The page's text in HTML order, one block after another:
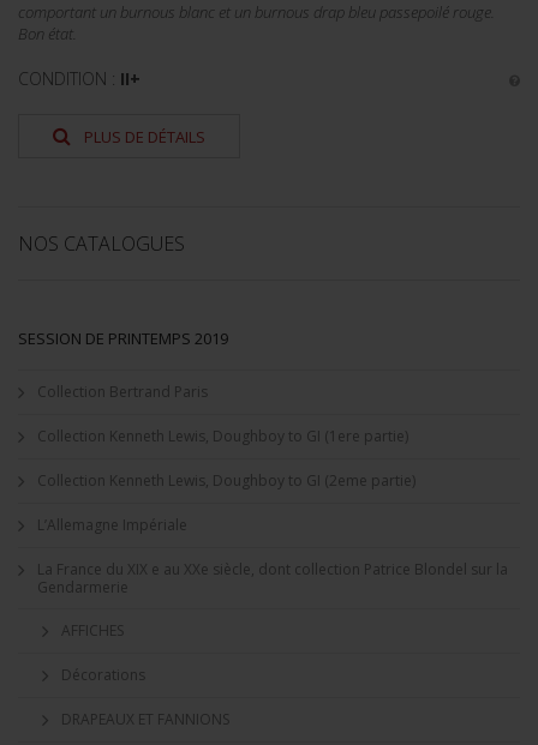
comportant un burnous blanc et un burnous drap bleu passepoilé rouge.
Bon état.
CONDITION : II+
PLUS DE DÉTAILS
NOS CATALOGUES
SESSION DE PRINTEMPS 2019
Collection Bertrand Paris
Collection Kenneth Lewis, Doughboy to GI (1ere partie)
Collection Kenneth Lewis, Doughboy to GI (2eme partie)
L’Allemagne Impériale
La France du XIX e au XXe siècle, dont collection Patrice Blondel sur la
Gendarmerie
AFFICHES
Décorations
DRAPEAUX ET FANNIONS